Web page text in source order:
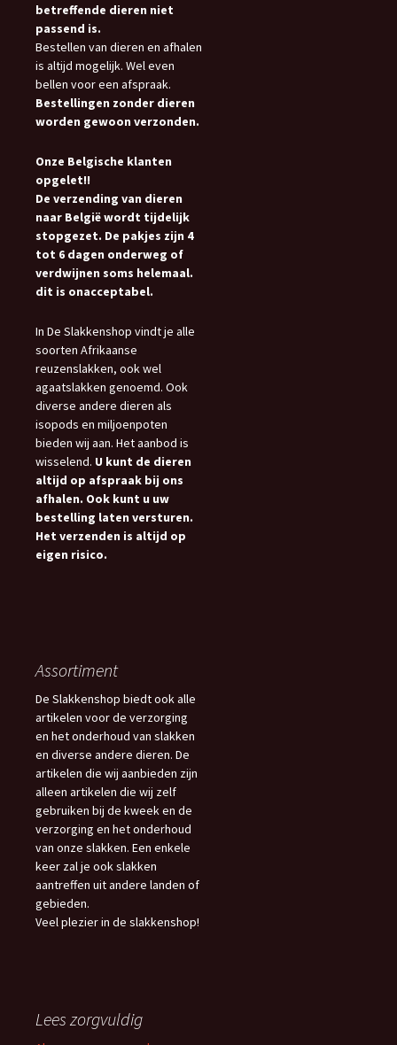
betreffende dieren niet
passend is.
Bestellen van dieren en afhalen
is altijd mogelijk. Wel even
bellen voor een afspraak.
Bestellingen zonder dieren
worden gewoon verzonden.
Onze Belgische klanten
opgelet!!
De verzending van dieren
naar België wordt tijdelijk
stopgezet. De pakjes zijn 4
tot 6 dagen onderweg of
verdwijnen soms helemaal.
dit is onacceptabel.
In De Slakkenshop vindt je alle
soorten Afrikaanse
reuzenslakken, ook wel
agaatslakken genoemd. Ook
diverse andere dieren als
isopods en miljoenpoten
bieden wij aan. Het aanbod is
wisselend. U kunt de dieren
altijd op afspraak bij ons
afhalen. Ook kunt u uw
bestelling laten versturen.
Het verzenden is altijd op
eigen risico.
Assortiment
De Slakkenshop biedt ook alle
artikelen voor de verzorging
en het onderhoud van slakken
en diverse andere dieren. De
artikelen die wij aanbieden zijn
alleen artikelen die wij zelf
gebruiken bij de kweek en de
verzorging en het onderhoud
van onze slakken. Een enkele
keer zal je ook slakken
aantreffen uit andere landen of
gebieden.
Veel plezier in de slakkenshop!
Lees zorgvuldig